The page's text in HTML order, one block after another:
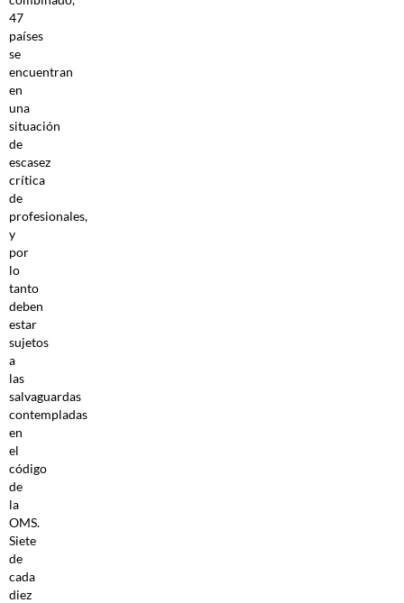
47
países
se
encuentran
en
una
situación
de
escasez
crítica
de
profesionales,
y
por
lo
tanto
deben
estar
sujetos
a
las
salvaguardas
contempladas
en
el
código
de
la
OMS.
Siete
de
cada
diez